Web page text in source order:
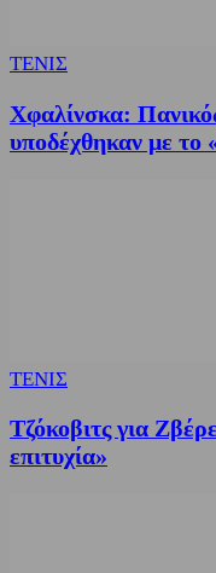
ΤΕΝΙΣ
Χφαλίνσκα:
υποδέχθηκαν με
ΤΕΝΙΣ
Τζόκοβιτς για
επιτυχία»